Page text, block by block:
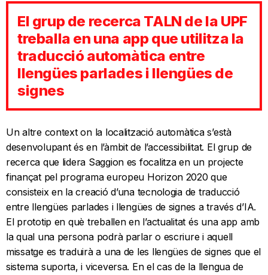
El grup de recerca TALN de la UPF
treballa en una app que utilitza la
traducció automàtica entre
llengües parlades i llengües de
signes
Un altre context on la localització automàtica s’està
desenvolupant és en l’àmbit de l’accessibilitat. El grup de
recerca que lidera Saggion es focalitza en un projecte
finançat pel programa europeu Horizon 2020 que
consisteix en la creació d’una tecnologia de traducció
entre llengües parlades i llengües de signes a través d’IA.
El prototip en què treballen en l’actualitat és una app amb
la qual una persona podrà parlar o escriure i aquell
missatge es traduirà a una de les llengües de signes que el
sistema suporta, i viceversa. En el cas de la llengua de